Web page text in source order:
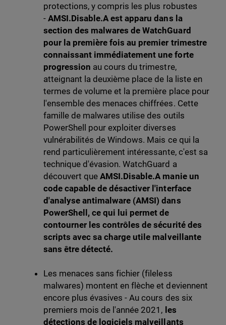
protections, y compris les plus robustes
-AMSI.Disable.A est apparu dans la
section des malwares de WatchGuard
pour la première fois au premier trimestre
connaissant immédiatement une forte
progression au cours du trimestre,
atteignant la deuxième place de la liste en
termes de volume et la première place pour
l'ensemble des menaces chiffrées. Cette
famille de malwares utilise des outils
PowerShell pour exploiter diverses
vulnérabilités de Windows. Mais ce qui la
rend particulièrement intéressante, c'est sa
technique d'évasion. WatchGuard a
découvert queAMSI.Disable.A manie un
code capable de désactiver l'interface
d'analyse antimalware (AMSI) dans
PowerShell, ce qui lui permet de
contourner les contrôles de sécurité des
scripts avec sa charge utile malveillante
sans être détecté.
Les menaces sans fichier (fileless
malwares) montent en flèche et deviennent
encore plus évasives - Au cours des six
premiers mois de l'année 2021, les
détections de logiciels malveillants